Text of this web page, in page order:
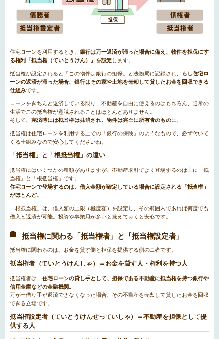
住宅ローンを利用するとき、 銀行は万一返済が滞った場合に備え、物件を担保にす
る権利「抵当権（ていとうけん）」を設定します。
抵当権が設定されると「この物件は銀行の担保」と法務局に記録され、
もし住宅ロ
ーンの返済が滞った場合、銀行はその家や土地を売却して貸したお金を回収できる
仕組みです。
ローンをきちんと返済している限り、不動産を自由に使えるのはもちろん、通常の
生活でこの抵当権が意識されることはほとんどありません。
そして、 完済時には抵当権は抹消され、物件は完全に所有者のものに。
抵当権は住宅ローンを利用する上での「銀行の保険」のようなもので、必ず付いて
くる仕組みなので安心してくださいね。
「抵当権」と「根抵当権」の違い
抵当権にはいくつかの種類がありますが、不動産取引でよく登場するのは主に「抵
当権」と「根抵当権」です。
住宅ローンで登場するのは、借入金額が確定している場合に設定される「抵当権」
がほとんど。
「根抵当権」は、借入額の上限（極度額）を設定し、その範囲内であれば何度でも
借入と返済が可能。投資や事業用が多いと覚えておくと安心です。
抵当権に関わる「抵当権者」と「抵当権設定者」
抵当権に関わるのは、お金を貸す側と担保を提供する側の二者です。
抵当権者（ていとうけんしゃ）＝お金を貸す人・権利を持つ人
抵当権者は、 住宅ローンの貸し手として、担保である不動産に抵当権を持つ銀行や
信用金庫などの金融機関。
万が一借り手が返済できなくなった場合、その不動産を売却して貸したお金を回収
できる立場です。
抵当権設定者（ていとうけんせっていしゃ）＝不動産を担保として提
供する人